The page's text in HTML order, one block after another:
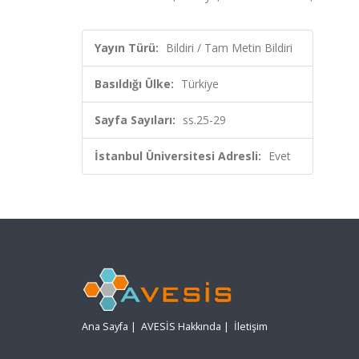
Yayın Türü: Bildiri / Tam Metin Bildiri
Basıldığı Ülke: Türkiye
Sayfa Sayıları: ss.25-29
İstanbul Üniversitesi Adresli: Evet
Ana Sayfa | AVESİS Hakkında | İletişim